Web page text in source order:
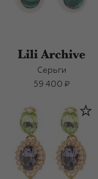
Серьги
59 400 ₽